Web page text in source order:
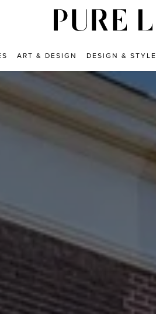
ART & DESIGN DESIGN & STYLE